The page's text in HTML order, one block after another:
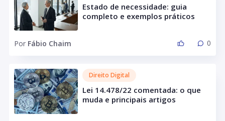
Estado de necessidade: guia
completo e exemplos práticos
Por Fábio Chaim 0
Direito Digital
Lei 14.478/22 comentada: o que
muda e principais artigos